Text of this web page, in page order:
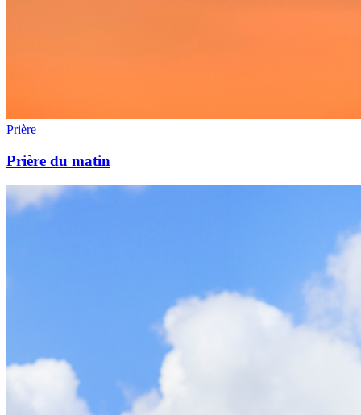
Prière
Prière du matin